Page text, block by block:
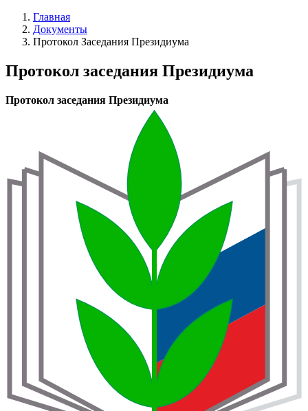
Строка
навигации
Главная
Документы
Протокол Заседания Президиума
Протокол заседания Президиума
Протокол заседания Президиума